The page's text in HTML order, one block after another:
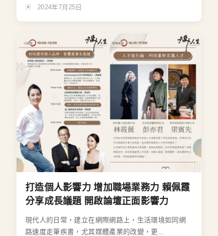
2024年7月25日
打造個人影響力 增加職場業務力 賴佩霞
分享成長議題 開啟論壇正面影響力
現代人的日常，建立在網際網路上，生活環境如同網
路速度走筆疾書，尤其媒體產業的改變，更...